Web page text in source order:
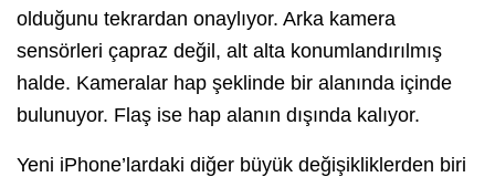
olduğunu tekrardan onaylıyor. Arka kamera
sensörleri çapraz değil, alt alta konumlandırılmış
halde. Kameralar hap şeklinde bir alanında içinde
bulunuyor. Flaş ise hap alanın dışında kalıyor.
Yeni iPhone’lardaki diğer büyük değişikliklerden biri